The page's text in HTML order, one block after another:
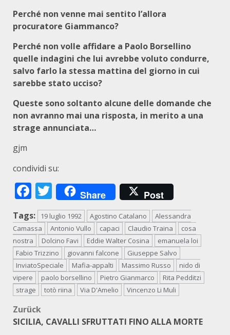
Perché non venne mai sentito l’allora
procuratore Giammanco?
Perché non volle affidare a Paolo Borsellino
quelle indagini che lui avrebbe voluto condurre,
salvo farlo la stessa mattina del giorno in cui
sarebbe stato ucciso?
Queste sono soltanto alcune delle domande che
non avranno mai una risposta, in merito a una
strage annunciata…
gjm
condividi su:
Facebook
Twitter
Share Post
Tags: 19 luglio 1992 Agostino Catalano
Alessandra
Camassa
Antonio Vullo capaci Claudio Traina
cosa
nostra
Dolcino Favi Eddie Walter Cosina
emanuela loi
Fabio Trizzino
giovanni falcone
Giuseppe Salvo
InviatoSpeciale
Mafia-appalti Massimo Russo
nido di
vipere
paolo borsellino Pietro Gianmarco
Rita Pedditzi
strage
totò riina Via D'Amelio Vincenzo Li Muli
Beitragsnavigation
Zurück
SICILIA, CAVALLI SFRUTTATI FINO ALLA MORTE